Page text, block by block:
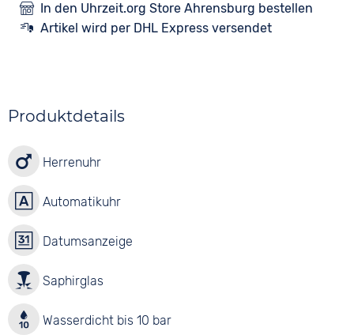
In den Uhrzeit.org Store Ahrensburg bestellen
Artikel wird per DHL Express versendet
Produktdetails
Herrenuhr
Automatikuhr
Datumsanzeige
Saphirglas
Wasserdicht bis 10 bar